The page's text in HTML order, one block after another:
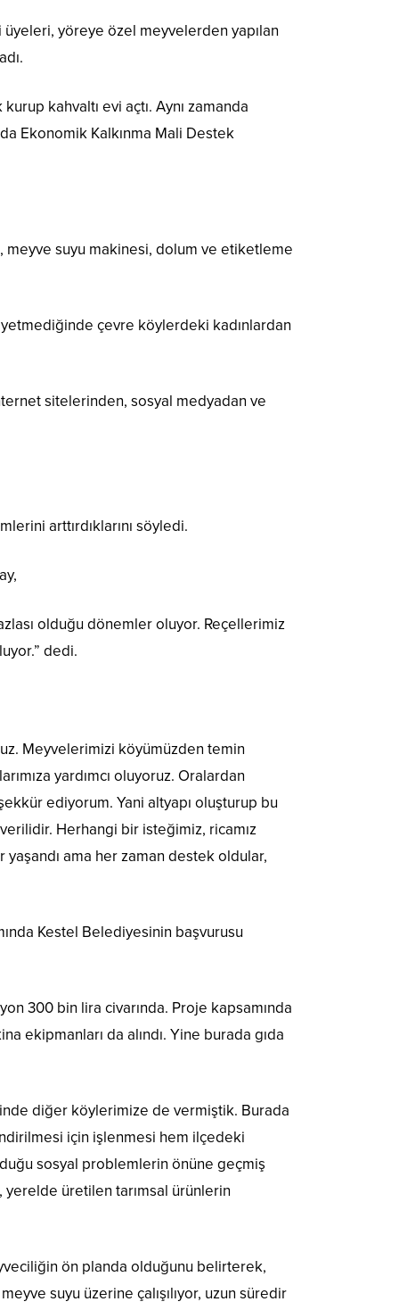
üyeleri, yöreye özel meyvelerden yapılan
kahvaltı evi açtı. Aynı zamanda
Ekonomik Kalkınma Mali Destek
meyve suyu makinesi, dolum ve etiketleme
çevre köylerdeki kadınlardan
sitelerinden, sosyal medyadan ve
arttırdıklarını söyledi.
olduğu dönemler oluyor. Reçellerimiz
dedi.
Meyvelerimizi köyümüzden temin
yardımcı oluyoruz. Oralardan
ediyorum. Yani altyapı oluşturup bu
Herhangi bir isteğimiz, ricamız
ama her zaman destek oldular,
Kestel Belediyesinin başvurusu
300 bin lira civarında. Proje kapsamında
ekipmanları da alındı. Yine burada gıda
diğer köylerimize de vermiştik. Burada
için işlenmesi hem ilçedeki
sosyal problemlerin önüne geçmiş
üretilen tarımsal ürünlerin
ön planda olduğunu belirterek,
suyu üzerine çalışılıyor, uzun süredir